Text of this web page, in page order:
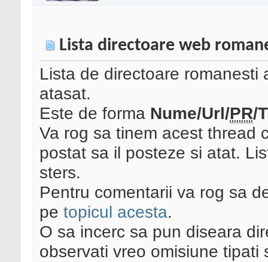
Lista directoare web
Lista de directoare romanesti
atasat.
Este de forma Nume/Url/PR/
Va rog sa tinem acest thread
postat sa il posteze si atat.
sters.
Pentru comentarii va rog sa
pe topicul acesta.
O sa incerc sa pun diseara
observati vreo omisiune tipati